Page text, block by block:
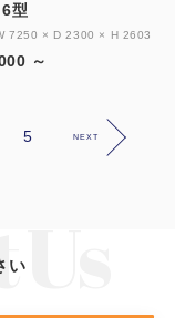
型
7250 × D 2300 × H 2603
～
5 NEXT
い